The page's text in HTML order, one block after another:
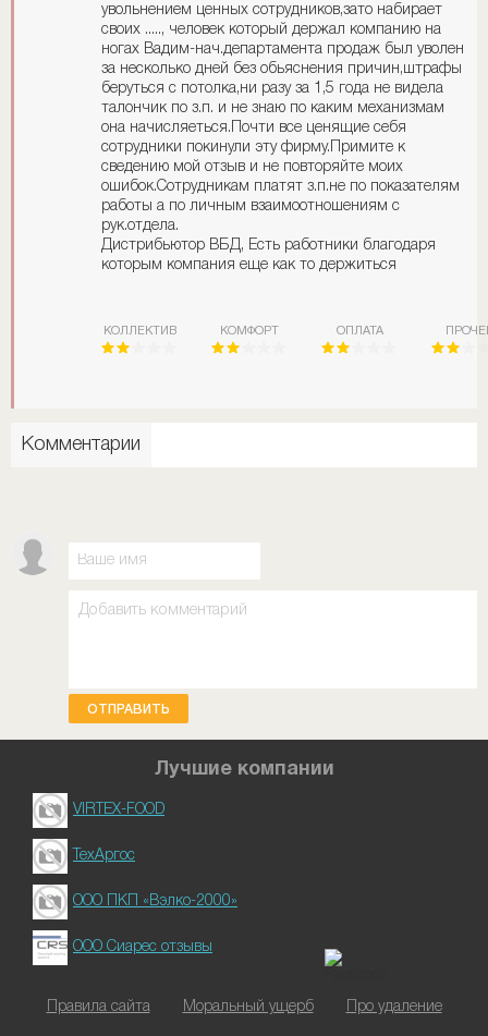
увольнением ценных сотрудников,зато набирает
своих ....., человек который держал компанию на
ногах Вадим-нач.департамента продаж был уволен
за несколько дней без обьяснения причин,штрафы
беруться с потолка,ни разу за 1,5 года не видела
талончик по з.п. и не знаю по каким механизмам
она начисляеться.Почти все ценящие себя
сотрудники покинули эту фирму.Примите к
сведению мой отзыв и не повторяйте моих
ошибок.Сотрудникам платят з.п.не по показателям
работы а по личным взаимоотношениям с
рук.отдела.
Дистрибьютор ВБД, Есть работники благодаря
которым компания еще как то держиться
КОЛЛЕКТИВ КОМФОРТ ОПЛАТА
Комментарии
ОТПРАВИТЬ
Лучшие компании
VIRTEX-FOOD
ТехАргос
ООО ПКП «Вэлко-2000»
ООО Сиарес отзывы
Правила сайта Моральный ущерб Про удаление